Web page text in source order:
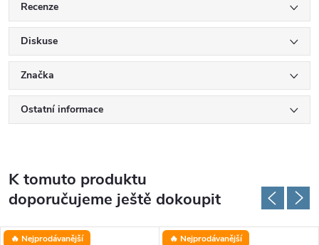
Recenze
Diskuse
Značka
Ostatní informace
K tomuto produktu
doporučujeme ještě dokoupit
🔥 Nejprodávanější 🔥 Nejprodávanější